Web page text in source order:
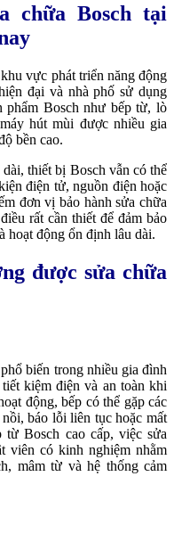
chữa Bosch tại
vực phát triển năng động
đại và nhà phố sử dụng
phẩm Bosch như bếp từ, lò
hút mùi được nhiều gia
bền cao.
thiết bị Bosch vẫn có thể
điện tử, nguồn điện hoặc
đơn vị bảo hành sửa chữa
rất cần thiết để đảm bảo
hoạt động ổn định lâu dài.
được sửa chữa
biến trong nhiều gia đình
kiệm điện và an toàn khi
động, bếp có thể gặp các
báo lỗi liên tục hoặc mất
Bosch cao cấp, việc sửa
viên có kinh nghiệm nhằm
mâm từ và hệ thống cảm